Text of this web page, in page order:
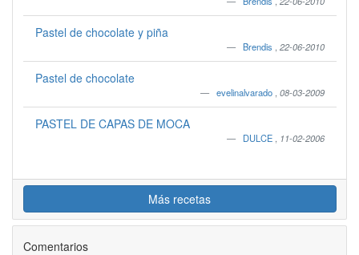
Pastel de chocolate y piña
Brendis 22-06-2010
Pastel de chocolate
evelinalvarado 08-03-2009
PASTEL DE CAPAS DE MOCA
DULCE 11-02-2006
Más recetas
Comentarios